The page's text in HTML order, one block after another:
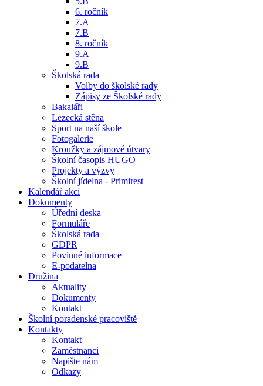
6. ročník
7.A
7.B
8. ročník
9.A
9.B
Školská rada
Volby do školské rady
Zápisy ze Školské rady
Bakaláři
Lezecká stěna
Sport na naší škole
Fotogalerie
Kroužky a zájmové útvary
Školní časopis HUGO
Projekty a výzvy
Školní jídelna - Primirest
Kalendář akcí
Dokumenty
Úřední deska
Formuláře
Školská rada
GDPR
Povinné informace
E-podatelna
Družina
Aktuality
Dokumenty
Kontakt
Školní poradenské pracoviště
Kontakty
Kontakt
Zaměstnanci
Napište nám
Odkazy